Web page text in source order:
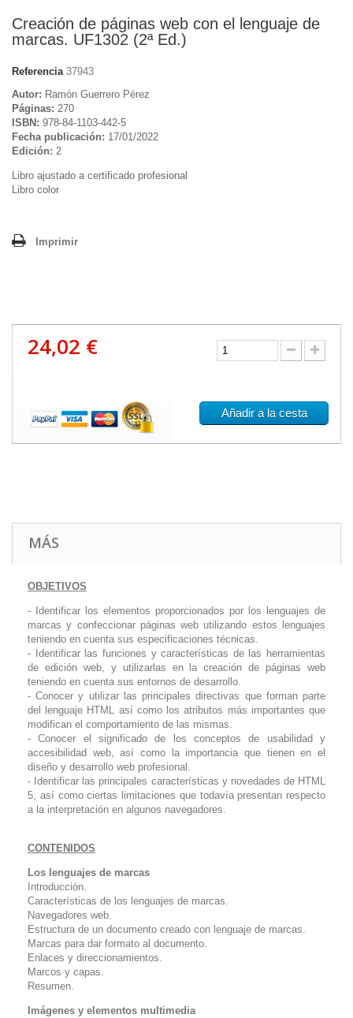
Creación de páginas web con el lenguaje de
marcas. UF1302 (2ª Ed.)
Referencia 37943
Autor: Ramón Guerrero Pérez
Páginas: 270
ISBN: 978-84-1103-442-5
Fecha publicación: 17/01/2022
Edición: 2
Libro ajustado a certificado profesional
Libro color
Imprimir
24,02 €
Añadir a la cesta
MÁS
OBJETIVOS
- Identificar los elementos proporcionados por los lenguajes de
marcas y confeccionar páginas web utilizando estos lenguajes
teniendo en cuenta sus especificaciones técnicas.
- Identificar las funciones y características de las herramientas
de edición web, y utilizarlas en la creación de páginas web
teniendo en cuenta sus entornos de desarrollo.
- Conocer y utilizar las principales directivas que forman parte
del lenguaje HTML así como los atributos más importantes que
modifican el comportamiento de las mismas.
- Conocer el significado de los conceptos de usabilidad y
accesibilidad web, así como la importancia que tienen en el
diseño y desarrollo web profesional.
- Identificar las principales características y novedades de HTML
5, así como ciertas limitaciones que todavía presentan respecto
a la interpretación en algunos navegadores.
CONTENIDOS
Los lenguajes de marcas
Introducción.
Características de los lenguajes de marcas.
Navegadores web.
Estructura de un documento creado con lenguaje de marcas.
Marcas para dar formato al documento.
Enlaces y direccionamientos.
Marcos y capas.
Resumen.
Imágenes y elementos multimedia